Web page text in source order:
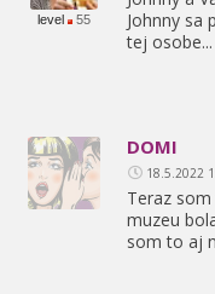
level 55
Johnny sa
tej osobe...
DOMI
18.5.2022
Teraz
muzeu
som to aj